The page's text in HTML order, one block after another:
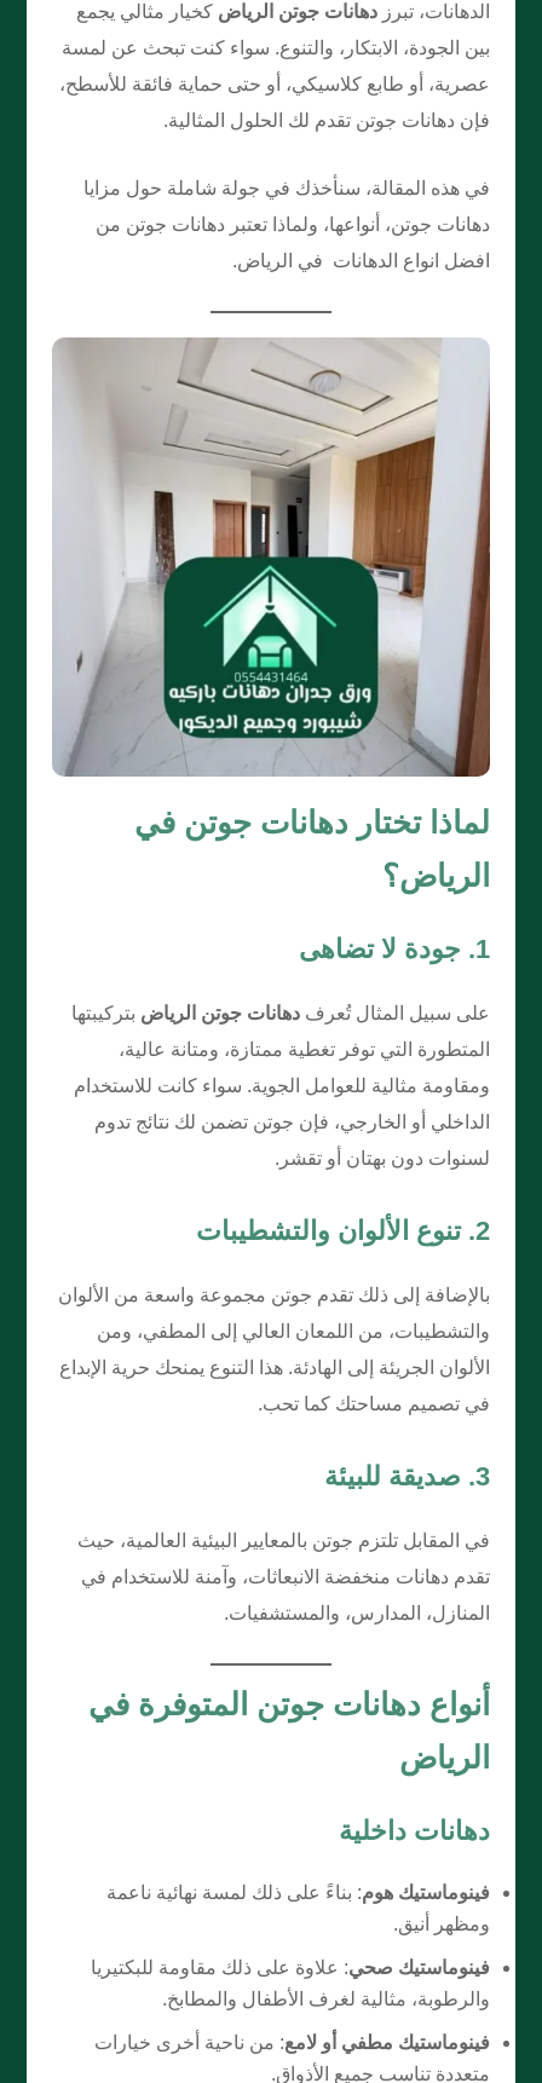
الدهانات، تبرز دهانات جوتن الرياض كخيار مثالي يجمع
بين الجودة، الابتكار، والتنوع. سواء كنت تبحث عن لمسة
عصرية، أو طابع كلاسيكي، أو حتى حماية فائقة للأسطح،
فإن دهانات جوتن تقدم لك الحلول المثالية.
في هذه المقالة، سنأخذك في جولة شاملة حول مزايا
دهانات جوتن، أنواعها، ولماذا تعتبر دهانات جوتن من
افضل انواع الدهانات في الرياض.
لماذا تختار دهانات جوتن في
الرياض؟
1. جودة لا تضاهى
على سبيل المثال تُعرف دهانات جوتن الرياض بتركيبتها
المتطورة التي توفر تغطية ممتازة، ومتانة عالية،
ومقاومة مثالية للعوامل الجوية. سواء كانت للاستخدام
الداخلي أو الخارجي، فإن جوتن تضمن لك نتائج تدوم
لسنوات دون بهتان أو تقشر.
2. تنوع الألوان والتشطيبات
بالإضافة إلى ذلك تقدم جوتن مجموعة واسعة من الألوان
والتشطيبات، من اللمعان العالي إلى المطفي، ومن
الألوان الجريئة إلى الهادئة. هذا التنوع يمنحك حرية الإبداع
في تصميم مساحتك كما تحب.
3. صديقة للبيئة
في المقابل تلتزم جوتن بالمعايير البيئية العالمية، حيث
تقدم دهانات منخفضة الانبعاثات، وآمنة للاستخدام في
المنازل، المدارس، والمستشفيات.
أنواع دهانات جوتن المتوفرة في
الرياض
دهانات داخلية
فينوماستيك هوم: بناءً على ذلك لمسة نهائية ناعمة
ومظهر أنيق.
فينوماستيك صحي: علاوة على ذلك مقاومة للبكتيريا
والرطوبة، مثالية لغرف الأطفال والمطابخ.
فينوماستيك مطفي أو لامع: من ناحية أخرى خيارات
متعددة تناسب جميع الأذواق.